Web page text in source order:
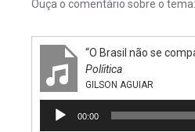
Ouça o comentário sobre o tema:
“O Brasil não se
Políitica
GILSON AGUIAR
Tocador
00:00